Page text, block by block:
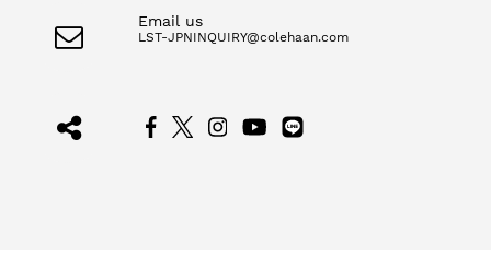
Email us
LST-JPNINQUIRY@colehaan.com